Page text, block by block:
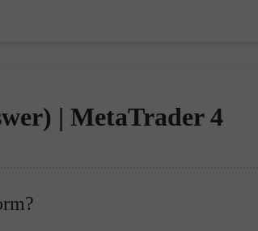
| MetaTrader 4